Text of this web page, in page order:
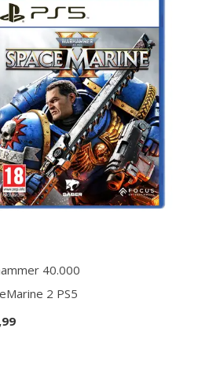
40.000
2 PS5